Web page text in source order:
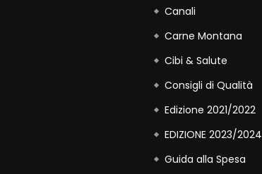
Canali
Carne Montana
Cibi & Salute
Consigli di Qualità
Edizione 2021/2022
EDIZIONE 2023/2024
Guida alla Spesa